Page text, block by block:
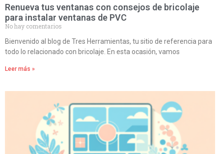
Renueva tus ventanas con consejos de bricolaje
para instalar ventanas de PVC
No hay comentarios
Bienvenido al blog de Tres Herramientas, tu sitio de referencia para
todo lo relacionado con bricolaje. En esta ocasión, vamos
Leer más »